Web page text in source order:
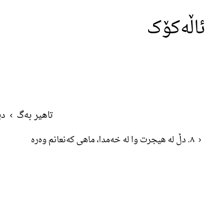
ئاڵەکۆک
تاهیر بەگ ›
‹ ٨. دڵ لە هیجرت وا لە خەمدا، ماهی کەنعانم وەرە